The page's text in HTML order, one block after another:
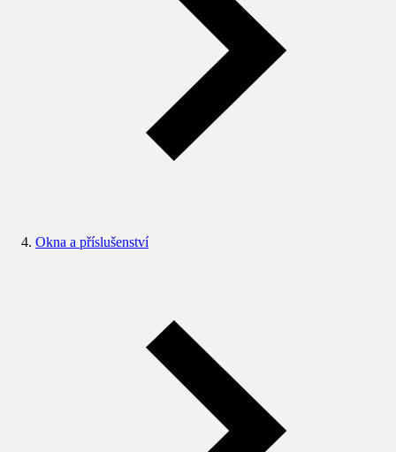
Okna a příslušenství